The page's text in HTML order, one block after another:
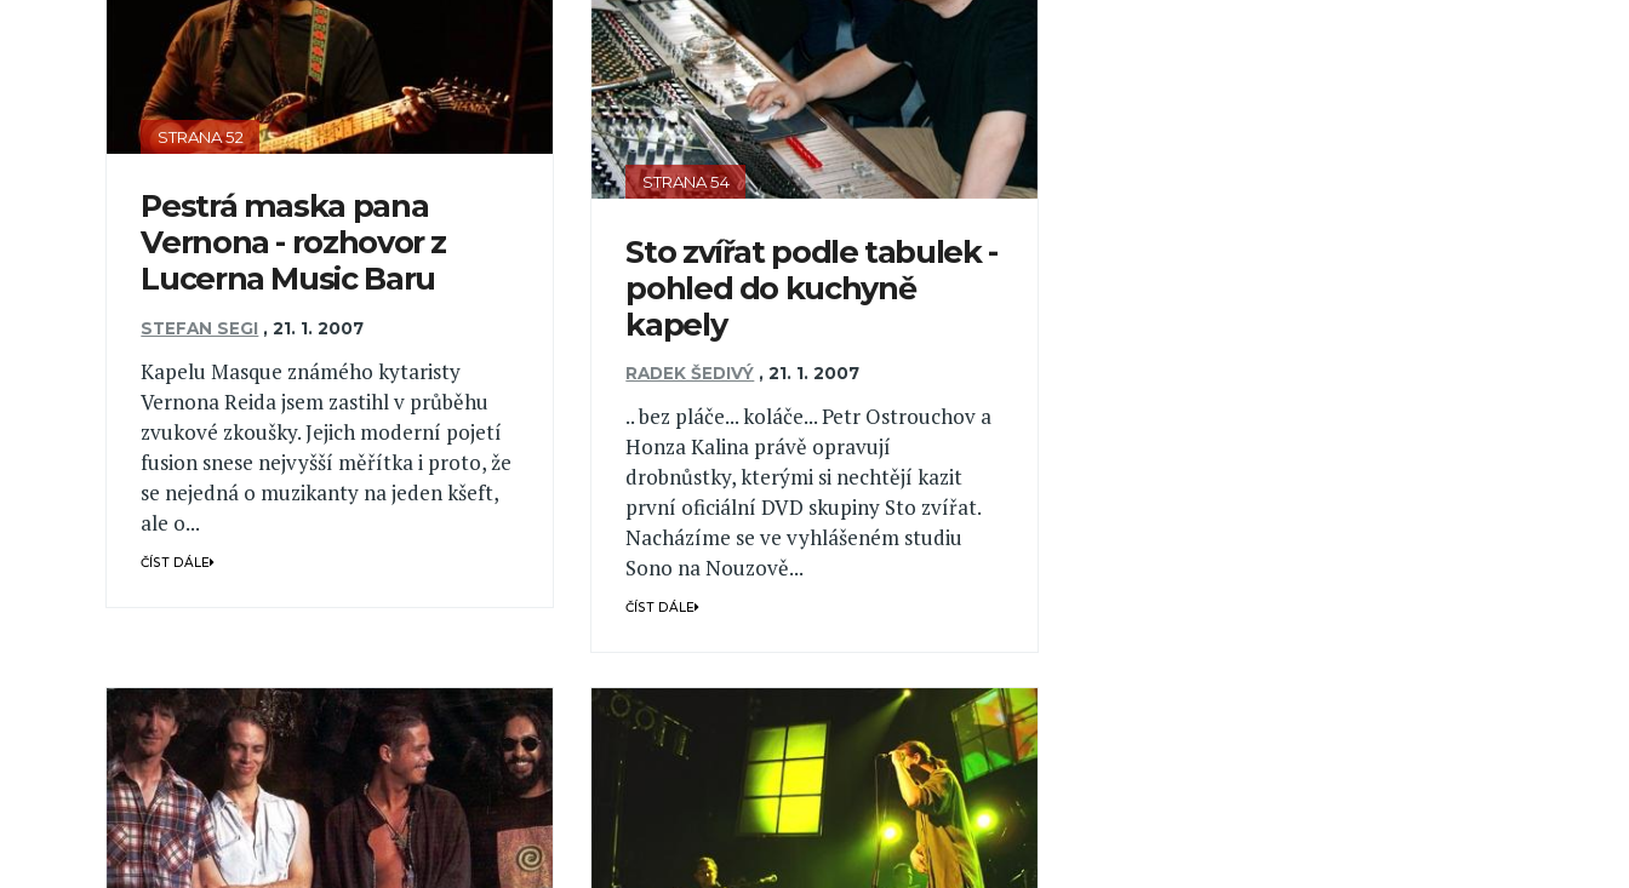
STRANA 52
Pestrá maska pana
Vernona - rozhovor z
Lucerna Music Baru
STEFAN SEGI ,21. 1. 2007
Kapelu Masque známého kytaristy
Vernona Reida jsem zastihl v průběhu
zvukové zkoušky. Jejich moderní pojetí
fusion snese nejvyšší měřítka i proto, že
se nejedná o muzikanty na jeden kšeft,
ale o...
ČÍST DÁLE
STRANA 54
Sto zvířat podle tabulek -
pohled do kuchyně
kapely
RADEK ŠEDIVÝ ,21. 1. 2007
.. bez pláče... koláče... Petr Ostrouchov a
Honza Kalina právě opravují
drobnůstky, kterými si nechtějí kazit
první oficiální DVD skupiny Sto zvířat.
Nacházíme se ve vyhlášeném studiu
Sono na Nouzově...
ČÍST DÁLE